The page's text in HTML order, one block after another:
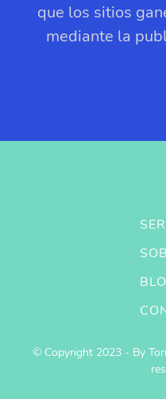
que los sitios
mediante la
© Copyright 2023 - By